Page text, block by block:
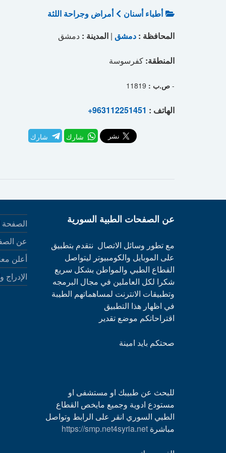
أطباء أسنان
أمراض وجراحة اللثة
المحافظة : دمشق | المدينة : دمشق
المنطقة: كفرسوسة
- ص.ب : 11819
الهاتف : +963112251451
شارك شارك
عن الصفحات الطبية السورية
مع تطور وسائل الاتصال نتقدم بتطبيق
على الموبايل والكومبيوتر ليتواصل
القطاع الطبي والمواطن بشكل سريع
شكرا لكل العاملين في مجال البرمجه
وتطبيقات الانترنت لمساهماتهم الطيبة
في اظهار هذا التطبيق
اقتراحاتكم موضع تقدير
صحتكم بايد امينة
للبحث عن طبيبك او مستشفى او
مستودع ادوية وجميع مايخص القطاع
الطبي السوري انقر على الرابط وتواصل
مباشرة https://smp.net4syria.net
الصفحة
عن
أعلن
الإدراج